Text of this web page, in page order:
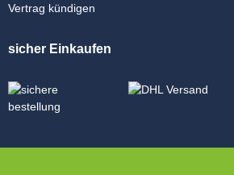
Vertrag kündigen
sicher Einkaufen